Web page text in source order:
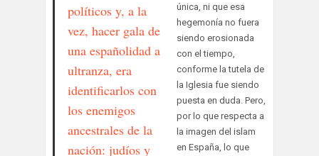
políticos y, a la
vez, hacer gala de
una españolidad a
ultranza, era
identificarlos con
los enemigos
ancestrales de la
nación: judíos y
única, ni que esa
hegemonía no fuera
siendo erosionada
con el tiempo,
conforme la tutela de
la Iglesia fue siendo
puesta en duda. Pero,
por lo que respecta a
la imagen del islam
en España, lo que